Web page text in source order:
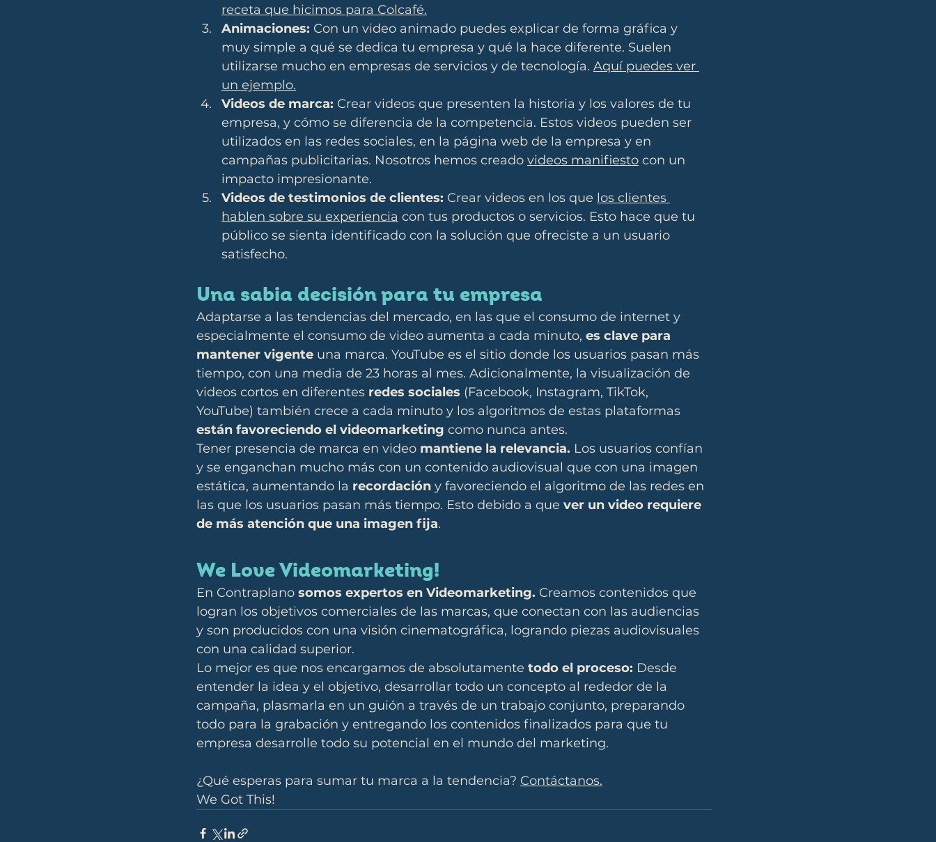
receta que hicimos para Colcafé.
Animaciones: Con un video animado puedes explicar de forma gráfica y
muy simple a qué se dedica tu empresa y qué la hace diferente. Suelen
utilizarse mucho en empresas de servicios y de tecnología. Aquí puedes ver
un ejemplo.
Videos de marca: Crear videos que presenten la historia y los valores de tu
empresa, y cómo se diferencia de la competencia. Estos videos pueden ser
utilizados en las redes sociales, en la página web de la empresa y en
campañas publicitarias. Nosotros hemos creado videos manifiesto con un
impacto impresionante.
Videos de testimonios de clientes: Crear videos en los que los clientes
hablen sobre su experiencia con tus productos o servicios. Esto hace que tu
público se sienta identificado con la solución que ofreciste a un usuario
satisfecho.
Una sabia decisión para tu empresa
Adaptarse a las tendencias del mercado, en las que el consumo de internet y
especialmente el consumo de video aumenta a cada minuto, es clave para
mantener vigente una marca. YouTube es el sitio donde los usuarios pasan más
tiempo, con una media de 23 horas al mes. Adicionalmente, la visualización de
videos cortos en diferentes redes sociales (Facebook, Instagram, TikTok,
YouTube) también crece a cada minuto y los algoritmos de estas plataformas
están favoreciendo el videomarketing como nunca antes.
Tener presencia de marca en video mantiene la relevancia. Los usuarios confían
y se enganchan mucho más con un contenido audiovisual que con una imagen
estática, aumentando la recordación y favoreciendo el algoritmo de las redes en
las que los usuarios pasan más tiempo. Esto debido a que ver un video requiere
de más atención que una imagen fija.
We Love Videomarketing!
En Contraplano somos expertos en Videomarketing. Creamos contenidos que
logran los objetivos comerciales de las marcas, que conectan con las audiencias
y son producidos con una visión cinematográfica, logrando piezas audiovisuales
con una calidad superior.
Lo mejor es que nos encargamos de absolutamente todo el proceso: Desde
entender la idea y el objetivo, desarrollar todo un concepto al rededor de la
campaña, plasmarla en un guión a través de un trabajo conjunto, preparando
todo para la grabación y entregando los contenidos finalizados para que tu
empresa desarrolle todo su potencial en el mundo del marketing.
¿Qué esperas para sumar tu marca a la tendencia? Contáctanos.
We Got This!